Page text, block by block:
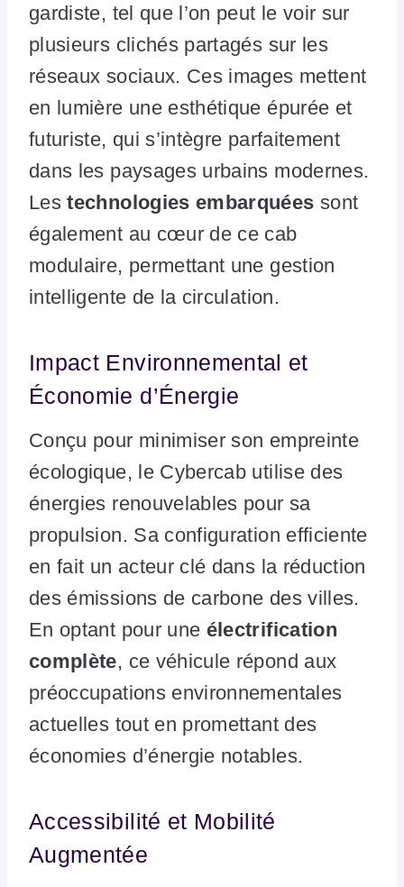
gardiste, tel que l’on peut le voir sur
plusieurs clichés partagés sur les
réseaux sociaux. Ces images mettent
en lumière une esthétique épurée et
futuriste, qui s’intègre parfaitement
dans les paysages urbains modernes.
Lestechnologies embarquées sont
également au cœur de ce cab
modulaire, permettant une gestion
intelligente de la circulation.
Impact Environnemental et
Économie d’Énergie
Conçu pour minimiser son empreinte
écologique, le Cybercab utilise des
énergies renouvelables pour sa
propulsion. Sa configuration efficiente
en fait un acteur clé dans la réduction
des émissions de carbone des villes.
En optant pour une électrification
complète, ce véhicule répond aux
préoccupations environnementales
actuelles tout en promettant des
économies d’énergie notables.
Accessibilité et Mobilité
Augmentée